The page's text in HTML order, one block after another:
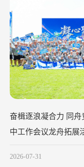
华友钴业2026年中工